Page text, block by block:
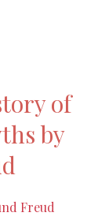
of
by
Freud